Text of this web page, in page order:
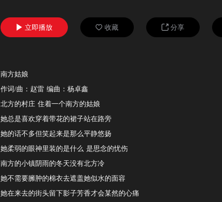
 立即播放  收藏  分享
南方姑娘
作词/曲：赵雷 编曲：杨卓鑫
北方的村庄 住着一个南方的姑娘
她总是喜欢穿着带花的裙子站在路旁
她的话不多但笑起来是那么平静悠扬
她柔弱的眼神里装的是什么 是思念的忧伤
南方的小镇阴雨的冬天没有北方冷
她不需要臃肿的棉衣去遮盖她似水的面容
她在来去的街头留下影子芳香才会某然的心痛